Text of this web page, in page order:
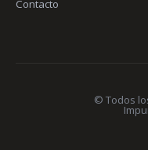
Contacto
© Todos